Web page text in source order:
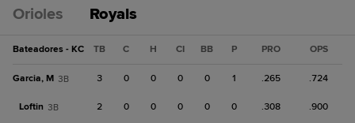
Orioles Royals
Bateadores - KC TB C H CI BB P PRO OPS
Garcia, M 3B 3 0 0 0 0 1 .265 .724
Loftin 3B 2 0 0 0 0 0 .308 .900